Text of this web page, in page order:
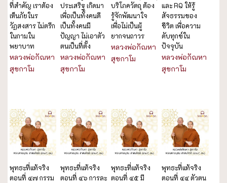
ที่สำคัญ เราต้อง
เห็นภัยในร
วัฏสงสาร ไม่ตรึก
ในกามใน
พยาบาท
หลวงพ่อกัณหา
สุขกาโม
ประเสริฐ เกิดมา
เพื่อเป็นทั้งคนดี
เป็นทั้งคนมี
ปัญญา ไม่เอาตัว
ตนเป็นที่ตั้ง
หลวงพ่อกัณหา
สุขกาโม
บริโภควัตถุ ต้อง
รู้จักพัฒนาใจ
เพื่อไม่เป็นผู้
ยากจนถาวร
หลวงพ่อกัณหา
สุขกาโม
และ RQ ให้รู้
สัจธรรมของ
ชีวิต เพื่อความ
ดับทุกข์ใน
ปัจจุบัน
หลวงพ่อกัณหา
สุขกาโม
พุทธะที่แท้จริง
ตอนที่ ๔๗ กรรม
พุทธะที่แท้จริง
ตอนที่ ๔๖ การละ
พุทธะที่แท้จริง
ตอนที่ ๔๕ มี
พุทธะที่แท้จริง
ตอนที่ ๔๔ ตัวตน